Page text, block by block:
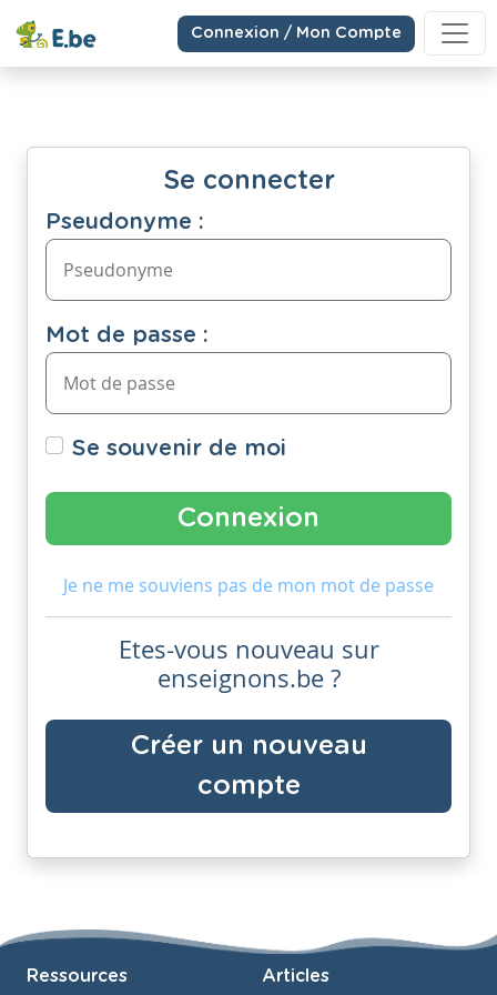
Connexion / Mon Compte
Se connecter
Pseudonyme :
Mot de passe :
Se souvenir de moi
Je ne me souviens pas de mon mot de passe
Etes-vous nouveau sur
enseignons.be ?
Créer un nouveau
compte
Ressources Articles